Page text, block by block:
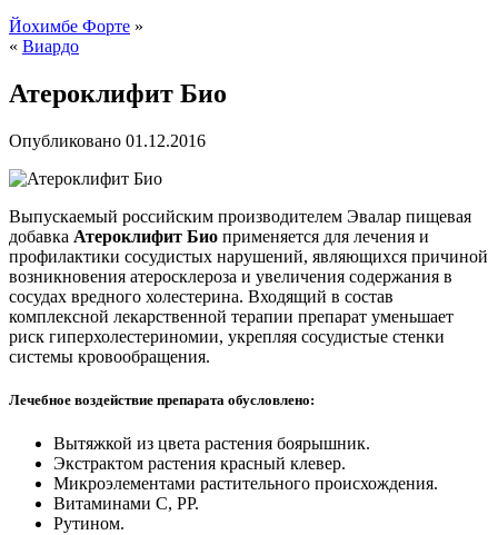
Йохимбе Форте »
« Виардо
Атероклифит Био
Опубликовано 01.12.2016
Выпускаемый российским производителем Эвалар пищевая
добавка Атероклифит Био применяется для лечения и
профилактики сосудистых нарушений, являющихся причиной
возникновения атеросклероза и увеличения содержания в
сосудах вредного холестерина. Входящий в состав
комплексной лекарственной терапии препарат уменьшает
риск гиперхолестериномии, укрепляя сосудистые стенки
системы кровообращения.
Лечебное воздействие препарата обусловлено:
Вытяжкой из цвета растения боярышник.
Экстрактом растения красный клевер.
Микроэлементами растительного происхождения.
Витаминами С, РР.
Рутином.